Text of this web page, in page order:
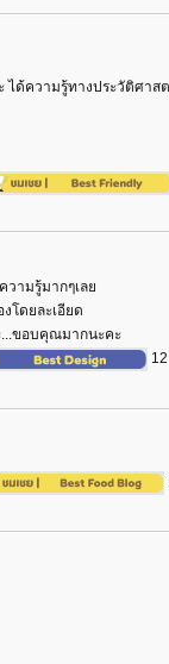
ด้ความรู้ทางประวัติศาส
วามรู้มากๆเล
โดยละเอียด
...ขอบคุณมากนะคะ